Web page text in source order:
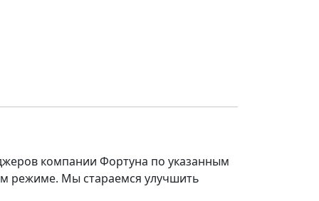
компании Фортуна по указанным
режиме. Мы стараемся улучшить